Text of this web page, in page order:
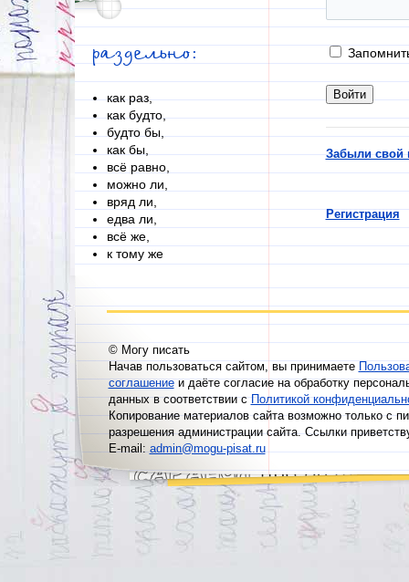
раздельно:
как раз,
как будто,
будто бы,
как бы,
всё равно,
можно ли,
вряд ли,
едва ли,
всё же,
к тому же
Забыли свой
Регистрация
© Могу писать
Начав пользоваться сайтом, вы принимаете
соглашениеи даёте согласие на обработку
данных в соответствии сПолитикой
Копирование материалов сайта возможно только с
разрешения администрации сайта. Ссылки
E-mail:admin@mogu-pisat.ru